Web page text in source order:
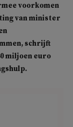
voorkomen
van minister
schrijft
miljoen euro